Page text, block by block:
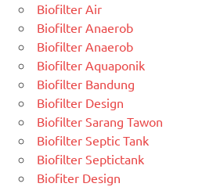
Biofilter Air
Biofilter Anaerob
Biofilter Anaerob
Biofilter Aquaponik
Biofilter Bandung
Biofilter Design
Biofilter Sarang Tawon
Biofilter Septic Tank
Biofilter Septictank
Biofiter Design